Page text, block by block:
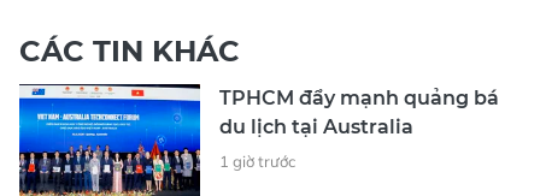
CÁC TIN KHÁC
TPHCM đẩy mạnh quảng bá
du lịch tại Australia
1 giờ trước